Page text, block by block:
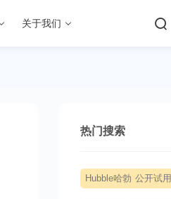
关于我们
热门搜索
Hubble哈勃 公开试用